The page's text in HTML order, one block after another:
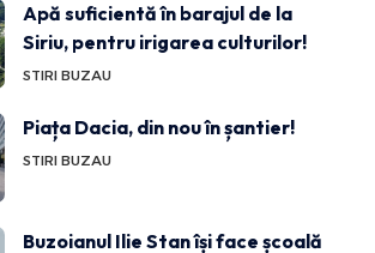
Apă suficientă în barajul de la
Siriu, pentru irigarea culturilor!
STIRI BUZAU
Piața Dacia, din nou în șantier!
STIRI BUZAU
Buzoianul Ilie Stan își face școală